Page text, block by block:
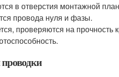
в отверстия монтажной
провода нуля и фазы.
проверяются на прочность